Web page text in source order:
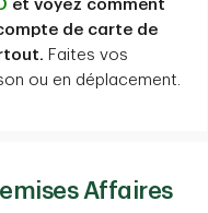
et voyez comment
de carte de
Faites vos
ou en déplacement.
Affaires